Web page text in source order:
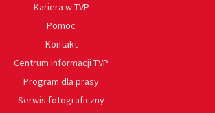
Kariera w TVP
Pomoc
Kontakt
Centrum informacji TVP
Program dla prasy
Serwis fotograficzny